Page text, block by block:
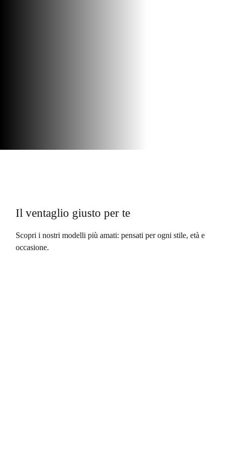
Il ventaglio giusto per te
Scopri i nostri modelli più amati: pensati per ogni stile, età e
occasione.